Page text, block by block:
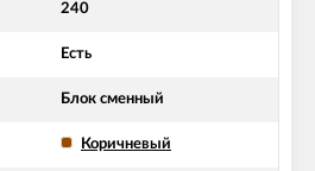
240
Есть
Блок сменный
Коричневый